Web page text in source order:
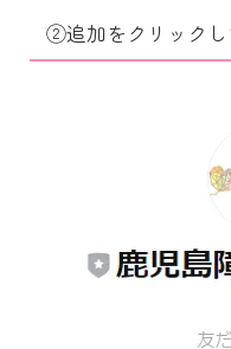
②追加をクリックし